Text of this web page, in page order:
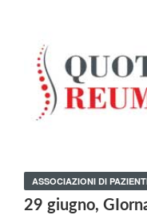
ASSOCIAZIONI DI
29 giugno,